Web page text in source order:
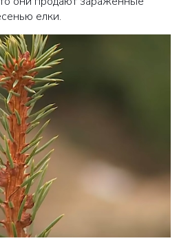
елки.